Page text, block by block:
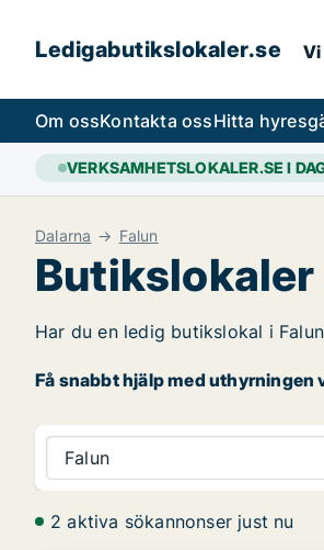
Ledigabutikslokaler.se Vi
Om ossKontakta ossHitta
VERKSAMHETSLOKALER.SE I
Dalarna Falun
Butikslokaler
Har du en ledig butikslokal i
Få snabbt hjälp med
Falun
2 aktiva sökannonser just nu